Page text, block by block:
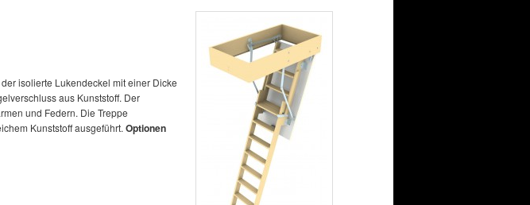
isolierte Lukendeckel mit einer Dicke
aus Kunststoff. Der
und Federn. Die Treppe
Kunststoff ausgeführt. Optionen